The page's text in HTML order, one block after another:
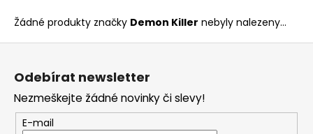
Žádné produkty značky Demon Killer nebyly nalezeny...
o
p
o
t
ř
e
b
Z
Odebírat newsletter
Nezmeškejte žádné novinky či slevy!
E-mail